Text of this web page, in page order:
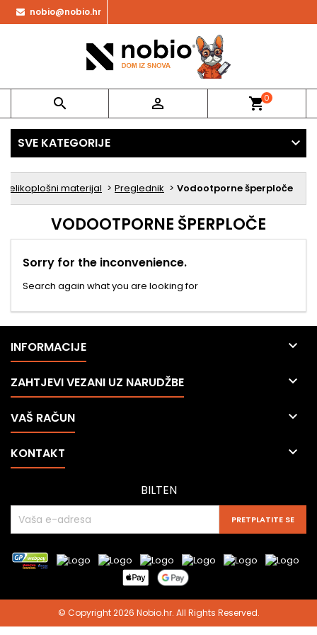
nobio@nobio.hr
  shopping_cart0
SVE KATEGORIJE
Velikoplošni materijal Preglednik Vodootporne šperploče
VODOOTPORNE ŠPERPLOČE
Sorry for the inconvenience.
Search again what you are looking for
INFORMACIJE 
ZAHTJEVI VEZANI UZ NARUDŽBE 
VAŠ RAČUN 
KONTAKT 
BILTEN
© Copyright 2026 Nobio.hr. All Rights Reserved.